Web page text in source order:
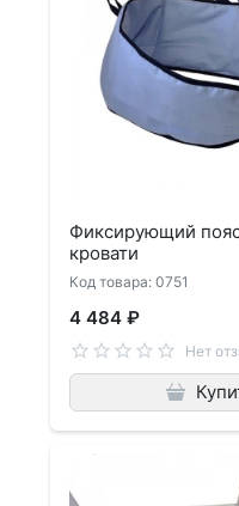
Фиксирующий
кровати
Код товара: 0751
4 484 ₽
Нет